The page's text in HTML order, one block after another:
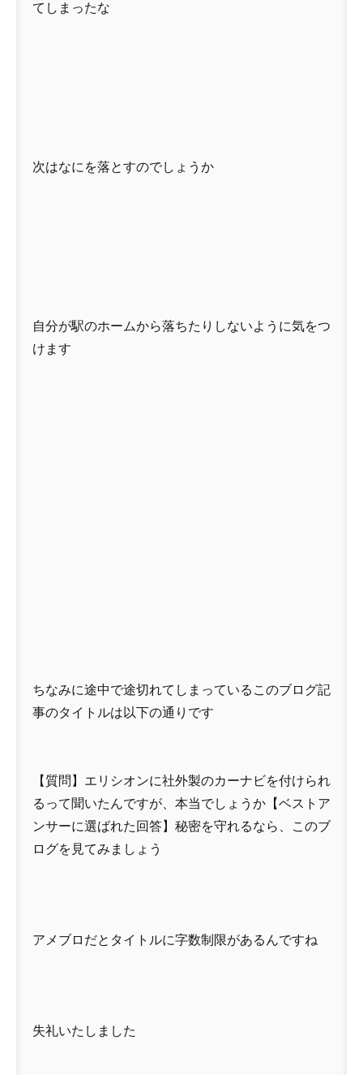
てしまったな
次はなにを落とすのでしょうか
自分が駅のホームから落ちたりしないように気をつ
けます
ちなみに途中で途切れてしまっているこのブログ記
事のタイトルは以下の通りです
【質問】エリシオンに社外製のカーナビを付けられ
るって聞いたんですが、本当でしょうか【ベストア
ンサーに選ばれた回答】秘密を守れるなら、このブ
ログを見てみましょう
アメブロだとタイトルに字数制限があるんですね
失礼いたしました